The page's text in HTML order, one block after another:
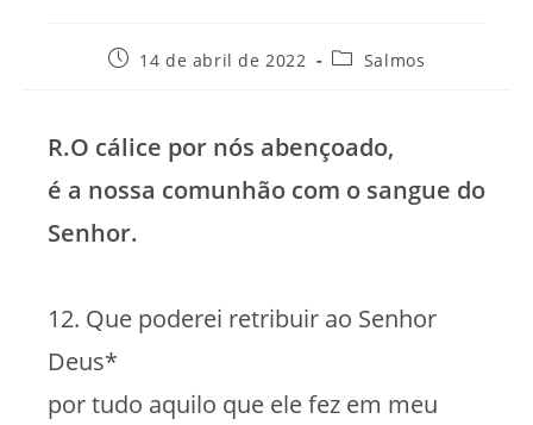
Post14 de abril de 2022
Categoria
Salmos
R.O cálice por nós abençoado,
é a nossa comunhão com o sangue do
Senhor.
12. Que poderei retribuir ao Senhor
Deus*
por tudo aquilo que ele fez em meu